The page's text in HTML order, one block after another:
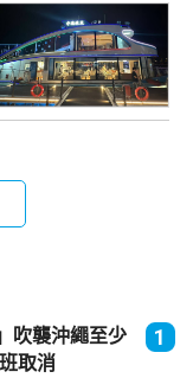
吹襲沖繩至少
取消
1